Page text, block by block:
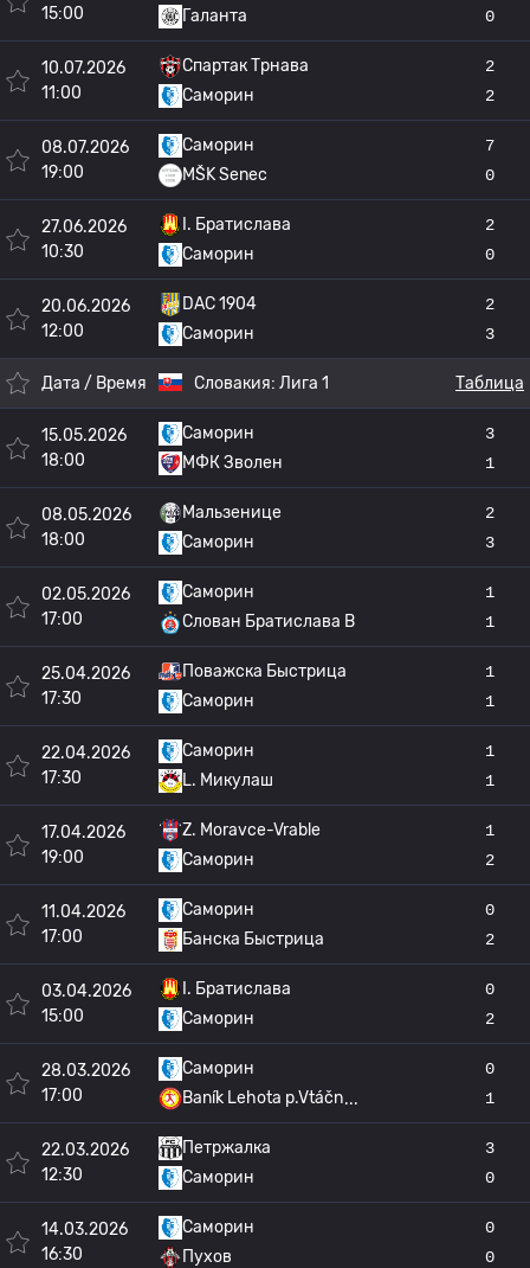
15:00
Галанта
0
10.07.2026
11:00
Спартак Трнава
Саморин
2
2
08.07.2026
19:00
Саморин
MŠK Senec
7
0
27.06.2026
10:30
I. Братислава
Саморин
2
0
20.06.2026
12:00
DAC 1904
Саморин
2
3
Дата / Время Словакия: Лига 1 Таблица
15.05.2026
18:00
Саморин
МФК Зволен
3
1
08.05.2026
18:00
Мальзенице
Саморин
2
3
02.05.2026
17:00
Саморин
Слован Братислава B
1
1
25.04.2026
17:30
Поважска Быстрица
Саморин
1
1
22.04.2026
17:30
Саморин
L. Микулаш
1
1
17.04.2026
19:00
Z. Moravce-Vrable
Саморин
1
2
11.04.2026
17:00
Саморин
Банска Быстрица
0
2
03.04.2026
15:00
I. Братислава
Саморин
0
2
28.03.2026
17:00
Саморин
Baník Lehota p.Vtáčn
0
1
22.03.2026
12:30
Петржалка
Саморин
3
0
14.03.2026
16:30
Саморин
Пухов
0
0